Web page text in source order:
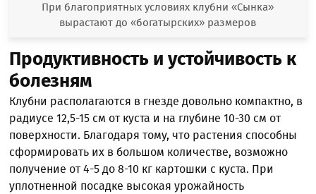
При благоприятных условиях клубни «Сынка»
вырастают до «богатырских» размеров
Продуктивность и устойчивость к
болезням
Клубни располагаются в гнезде довольно компактно, в
радиусе 12,5-15 см от куста и на глубине 10-30 см от
поверхности. Благодаря тому, что растения способны
сформировать их в большом количестве, возможно
получение от 4-5 до 8-10 кг картошки с куста. При
уплотненной посадке высокая урожайность